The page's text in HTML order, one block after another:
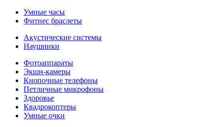
Умные часы
Фитнес браслеты
Акустические системы
Наушники
Фотоаппараты
Экшн-камеры
Кнопочные телефоны
Петличные микрофоны
Здоровье
Квадрокоптеры
Умные очки